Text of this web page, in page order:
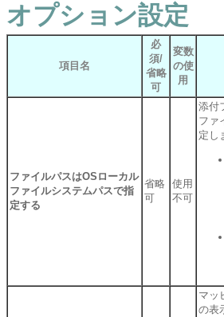
オプション設定
項目名
必
須/
省略
可
変数
の使
用
ファイルパスはOSローカル
ファイルシステムパスで指
定する
省略
可
使用
不可
添付
ファ
定し
マッ
の表